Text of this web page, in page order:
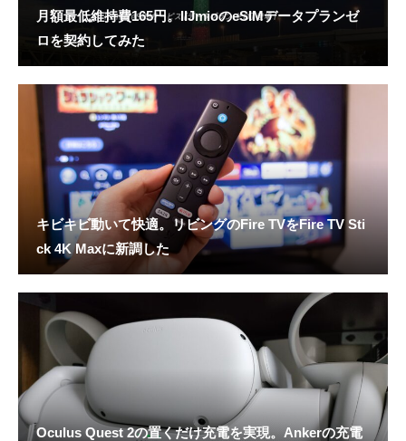
月額最低維持費165円。IIJmioのeSIMデータプランゼ
ロを契約してみた
キビキビ動いて快適。リビングのFire TVをFire TV Sti
ck 4K Maxに新調した
Oculus Quest 2の置くだけ充電を実現。Ankerの充電